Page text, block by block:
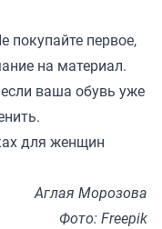
покупайте первое,
на материал.
ваша обувь уже
для женщин
Аглая Морозова
Фото: Freepik